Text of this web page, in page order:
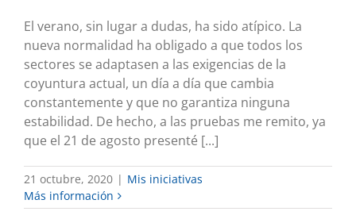
El verano, sin lugar a dudas, ha sido atípico. La
nueva normalidad ha obligado a que todos los
sectores se adaptasen a las exigencias de la
coyuntura actual, un día a día que cambia
constantemente y que no garantiza ninguna
estabilidad. De hecho, a las pruebas me remito, ya
que el 21 de agosto presenté [...]
21 octubre, 2020 | Mis iniciativas
Más información